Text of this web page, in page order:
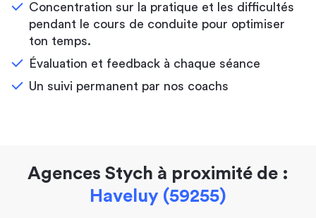
Concentration sur la pratique et les difficultés
pendant le cours de conduite pour optimiser
ton temps.
Évaluation et feedback à chaque séance
Un suivi permanent par nos coachs
Agences Stych à proximité de :
Haveluy (59255)